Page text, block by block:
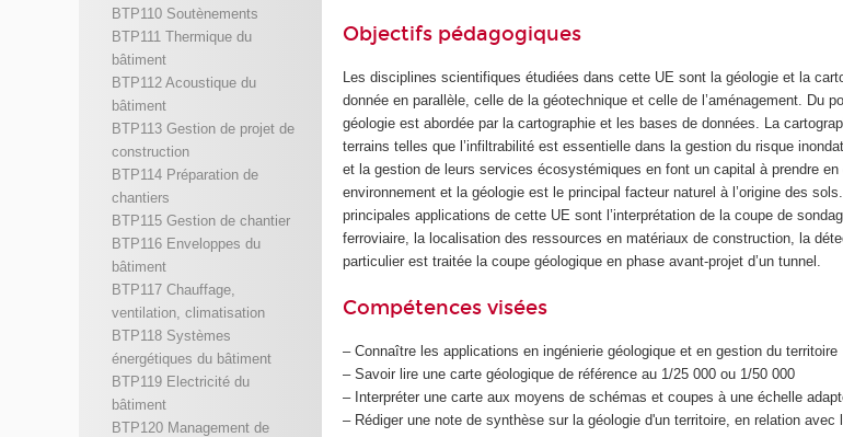
Objectifs pédagogiques
Les disciplines scientifiques étudiées dans cette UE sont la géologie et la
donnée en parallèle, celle de la géotechnique et celle de l’aménagement. Du
géologie est abordée par la cartographie et les bases de données. La
terrains telles que l’infiltrabilité est essentielle dans la gestion du risque
et la gestion de leurs services écosystémiques en font un capital à prendre
environnement et la géologie est le principal facteur naturel à l’origine des
principales applications de cette UE sont l’interprétation de la coupe de
ferroviaire, la localisation des ressources en matériaux de construction, la
particulier est traitée la coupe géologique en phase avant-projet d’un tunnel.
Compétences visées
– Connaître les applications en ingénierie géologique et en gestion du territoire
– Savoir lire une carte géologique de référence au 1/25 000 ou 1/50 000
– Interpréter une carte aux moyens de schémas et coupes à une échelle
– Rédiger une note de synthèse sur la géologie d'un territoire, en relation avec
BTP110 Soutènements
BTP111 Thermique du
bâtiment
BTP112 Acoustique du
bâtiment
BTP113 Gestion de projet de
construction
BTP114 Préparation de
chantiers
BTP115 Gestion de chantier
BTP116 Enveloppes du
bâtiment
BTP117 Chauffage,
ventilation, climatisation
BTP118 Systèmes
énergétiques du bâtiment
BTP119 Electricité du
bâtiment
BTP120 Management de